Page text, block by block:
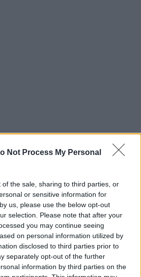
Not Process My Personal
of the sale, sharing to third parties, or
or sensitive information for
us, please use the below opt-out
selection. Please note that after your
you may continue seeing
on personal information utilized by
disclosed to third parties prior to
separately opt-out of the further
information by third parties on the
dovrebbe essere percepita
integrante delle decisioni
di proteggere il valore
di supporto e costruire
Le aziende che adottano
integrata aumentano la loro
in modo sostenibile e di
posizione competitiva.